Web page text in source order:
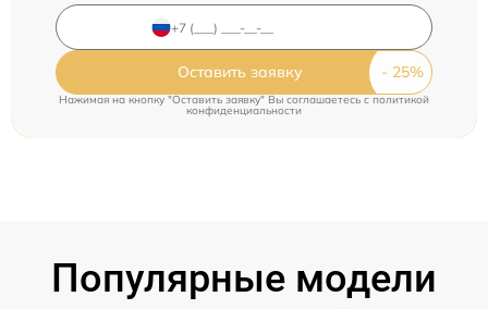
Оставить заявку
Нажимая на кнопку "Оставить заявку" Вы соглашаетесь c политикой
конфиденциальности
Популярные модели